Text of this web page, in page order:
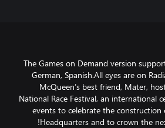
The Games on Demand version
German, Spanish.All eyes are on
McQueen’s best friend, Mater,
National Race Festival, an international
events to celebrate the construction
Headquarters and to crown the